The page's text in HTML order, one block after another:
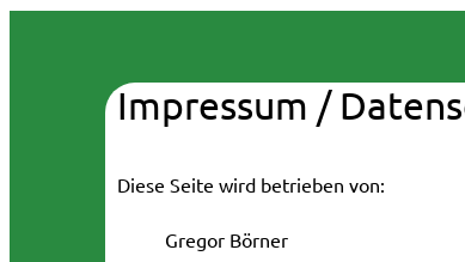
Impressum /
Diese Seite wird betrieben von:
Gregor Börner